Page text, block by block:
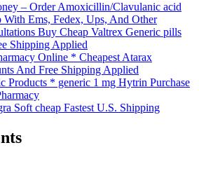
– Order Amoxicillin/Clavulanic acid
With Ems, Fedex, Ups, And Other
Buy Cheap Valtrex Generic pills
Shipping Applied
Online * Cheapest Atarax
And Free Shipping Applied
Products * generic 1 mg Hytrin Purchase
Soft cheap Fastest U.S. Shipping